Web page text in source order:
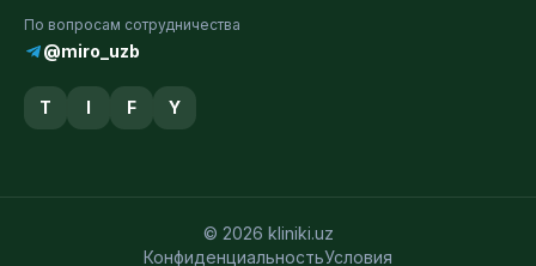
По вопросам сотрудничества
@miro_uzb
T I F Y
© 2026 kliniki.uz
КонфиденциальностьУсловия